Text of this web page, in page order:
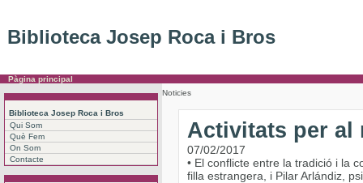
Biblioteca Josep Roca i Bros
Pàgina principal
Biblioteca Josep Roca i Bros
Qui Som
Què Fem
On Som
Contacte
Noticies
Activitats per al
07/02/2017
• El conflicte entre la tradició i la
filla estrangera, i Pilar Arlándiz,